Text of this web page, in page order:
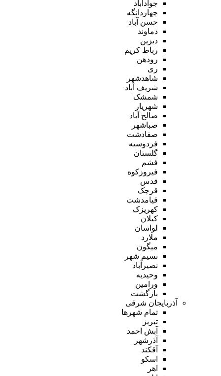
جوادآباد
چهاردانگه
حسن آباد
دماوند
دیزین
رباط کریم
رودهن
ری
شاهدشهر
شریف آباد
شمشک
شهریار
صالح آباد
صباشهر
صفادشت
فردوسیه
گلستان
فشم
فیروزکوه
قدس
قرچک
قیامدشت
کهریزک
کیلان
لواسان
ملارد
میگون
نسیم شهر
نصیرآباد
وحیدیه
ورامین
بازگشت
آذربایجان شرقی
تمام شهر‌ها
تبریز
آبش احمد
آذرشهر
آقکند
اسکو
اهر